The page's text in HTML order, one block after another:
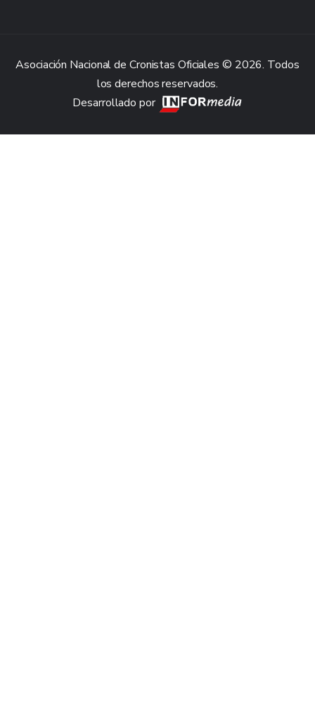
Asociación Nacional de Cronistas Oficiales © 2026. Todos
los derechos reservados.
Desarrollado por